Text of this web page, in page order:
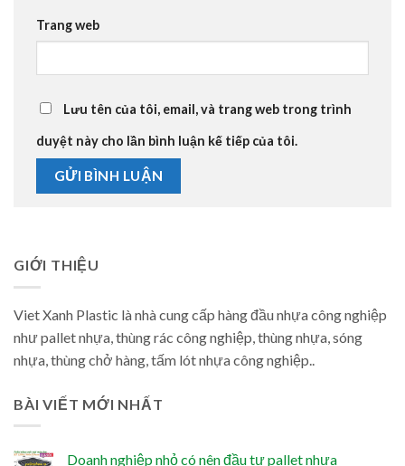
Trang web
Lưu tên của tôi, email, và trang web trong trình
duyệt này cho lần bình luận kế tiếp của tôi.
GIỚI THIỆU
Viet Xanh Plastic là nhà cung cấp hàng đầu nhựa công nghiệp
như pallet nhựa, thùng rác công nghiệp, thùng nhựa, sóng
nhựa, thùng chở hàng, tấm lót nhựa công nghiệp..
BÀI VIẾT MỚI NHẤT
Doanh nghiệp nhỏ có nên đầu tư pallet nhựa